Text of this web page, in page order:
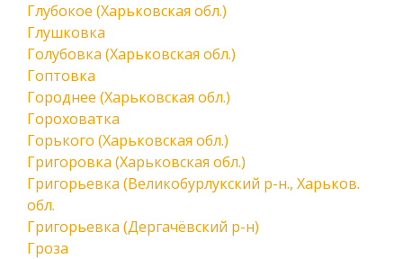
Глубокое (Харьковская обл.)
Глушковка
Голубовка (Харьковская обл.)
Гоптовка
Городнее (Харьковская обл.)
Гороховатка
Горького (Харьковская обл.)
Григоровка (Харьковская обл.)
Григорьевка (Великобурлукский р-н., Харьков.
обл.
Григорьевка (Дергачёвский р-н)
Гроза